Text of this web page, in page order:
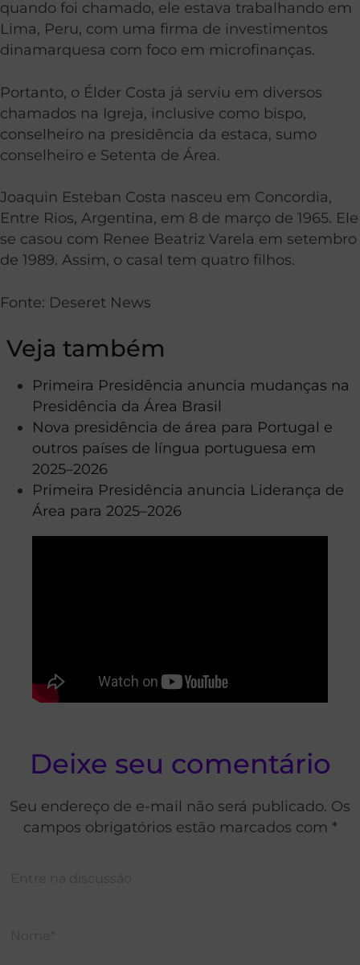
quando foi chamado, ele estava trabalhando em
Lima, Peru, com uma firma de investimentos
dinamarquesa com foco em microfinanças.
Portanto, o Élder Costa já serviu em diversos
chamados na Igreja, inclusive como bispo,
conselheiro na presidência da estaca, sumo
conselheiro e Setenta de Área.
Joaquin Esteban Costa nasceu em Concordia,
Entre Rios, Argentina, em 8 de março de 1965. Ele
se casou com Renee Beatriz Varela em setembro
de 1989. Assim, o casal tem quatro filhos.
Fonte: Deseret News
Veja também
Primeira Presidência anuncia mudanças na
Presidência da Área Brasil
Nova presidência de área para Portugal e
outros países de língua portuguesa em
2025–2026
Primeira Presidência anuncia Liderança de
Área para 2025–2026
Deixe seu comentário
Seu endereço de e-mail não será publicado. Os
campos obrigatórios estão marcados com *